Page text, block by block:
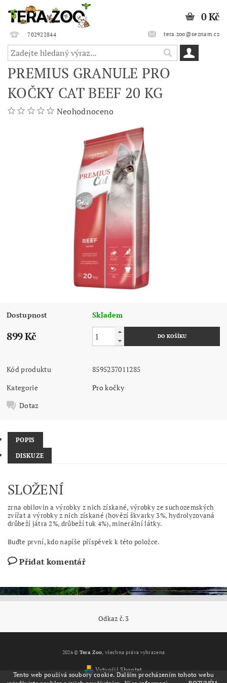
702922844 tera.zoo@seznam.cz
0 Kč
PREMIUS GRANULE PRO
KOČKY CAT BEEF 20 KG
Neohodnoceno
Dostupnost Skladem
899 Kč
Kód produktu
8595237011285
Kategorie
Pro kočky
Dotaz
POPIS
DISKUZE
SLOŽENÍ
zrna obilovin a výrobky z nich získané, výrobky ze suchozemských
zvířat a výrobky z nich získané (hovězí škvarky 3%, hydrolyzovaná
drůbeží játra 2%, drůbeží tuk 4%), minerální látky.
Buďte první, kdo napíše příspěvek k této položce.
Přidat komentář
Odkaz č.3
2026 © Tera Zoo, všechna práva vyhrazena
Vytvořil Shoptet
Tento web používá soubory cookie. Dalším procházením tohoto webu